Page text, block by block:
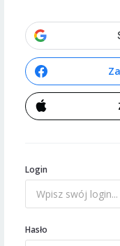
Login
Hasło